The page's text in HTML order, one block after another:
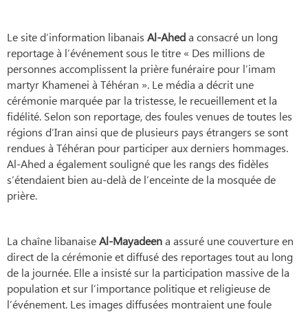
Le site d’information libanais Al-Aheda consacré un long
reportage à l’événement sous le titre « Des millions de
personnes accomplissent la prière funéraire pour l’imam
martyr Khamenei à Téhéran ». Le média a décrit une
cérémonie marquée par la tristesse, le recueillement et la
fidélité. Selon son reportage, des foules venues de toutes les
régions d’Iran ainsi que de plusieurs pays étrangers se sont
rendues à Téhéran pour participer aux derniers hommages.
Al-Ahed a également souligné que les rangs des fidèles
s’étendaient bien au-delà de l’enceinte de la mosquée de
prière.
La chaîne libanaiseAl-Mayadeena assuré une couverture en
direct de la cérémonie et diffusé des reportages tout au long
de la journée. Elle a insisté sur la participation massive de la
population et sur l’importance politique et religieuse de
l’événement. Les images diffusées montraient une foule